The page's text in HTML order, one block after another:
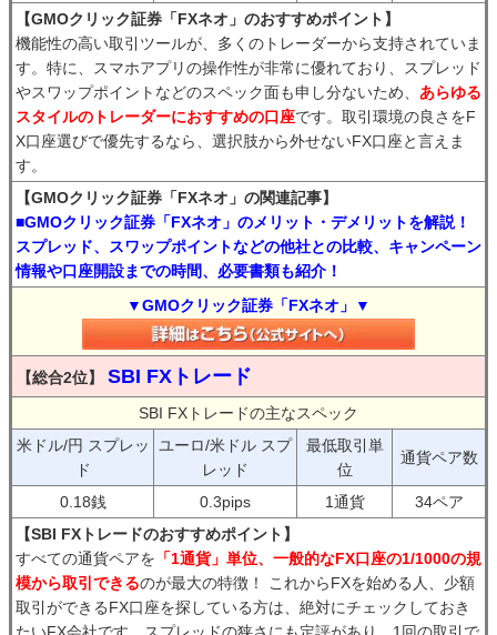
【GMOクリック証券「FXネオ」のおすすめポイント】
機能性の高い取引ツールが、多くのトレーダーから支持されていま
す。特に、スマホアプリの操作性が非常に優れており、スプレッド
やスワップポイントなどのスペック面も申し分ないため、 あらゆる
スタイルのトレーダーにおすすめの口座です。取引環境の良さをF
X口座選びで優先するなら、選択肢から外せないFX口座と言えま
す。
【GMOクリック証券「FXネオ」の関連記事】
■GMOクリック証券「FXネオ」のメリット・デメリットを解説！
スプレッド、スワップポイントなどの他社との比較、キャンペーン
情報や口座開設までの時間、必要書類も紹介！
▼GMOクリック証券「FXネオ」▼
【総合2位】 SBI FXトレード
SBI FXトレードの主なスペック
米ドル/円 スプレッ
ド
ユーロ/米ドル スプ
レッド
最低取引単
位
通貨ペア数
0.18銭 0.3pips 1通貨
34ペア
【SBI FXトレードのおすすめポイント】
すべての通貨ペアを 「1通貨」単位、一般的なFX口座の1/1000の規
模から取引できるのが最大の特徴！ これからFXを始める人、少額
取引ができるFX口座を探している方は、絶対にチェックしておき